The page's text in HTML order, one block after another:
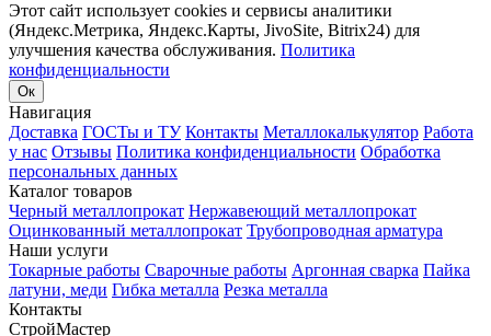
Этот сайт использует cookies и сервисы аналитики
(Яндекс.Метрика, Яндекс.Карты, JivoSite, Bitrix24) для
улучшения качества обслуживания. Политика
конфиденциальности
Ок
Навигация
Доставка ГОСТы и ТУ Контакты Металлокалькулятор Работа
у нас Отзывы Политика конфиденциальности Обработка
персональных данных
Каталог товаров
Черный металлопрокат Нержавеющий металлопрокат
Оцинкованный металлопрокат Трубопроводная арматура
Наши услуги
Токарные работы Сварочные работы Аргонная сварка Пайка
латуни, меди Гибка металла Резка металла
Контакты
СтройМастер